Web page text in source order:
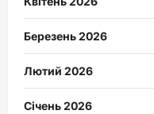
Березень 2026
Лютий 2026
Січень 2026